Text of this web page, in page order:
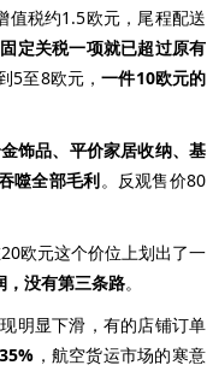
值税约1.5欧元，尾程配送
定关税一项就已超过原有
5至8欧元，一件10欧元的
饰品、平价家居收纳、基
噬全部毛利。反观售价80
欧元这个价位上划出了一
，没有第三条路。
明显下滑，有的店铺订单
，航空货运市场的寒意